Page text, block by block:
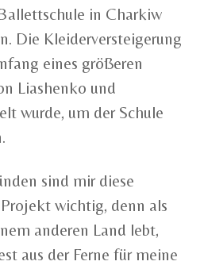
in Charkiw
Die Kleiderversteigerung
eines größeren
Liashenko und
wurde, um der Schule
sind mir diese
wichtig, denn als
anderen Land lebt,
aus der Ferne für meine